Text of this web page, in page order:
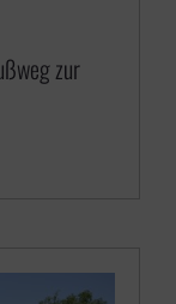
zur